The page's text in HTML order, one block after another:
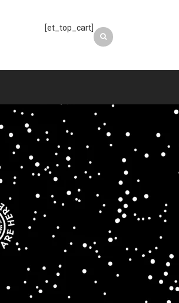
[et_top_cart]